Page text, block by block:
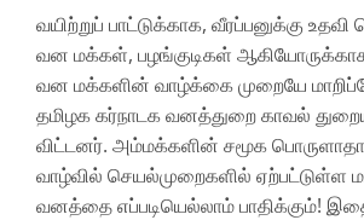
வயிற்றுப் பாட்டுக்காக, வீரப்பனுக்கு உதவி
வன மக்கள், பழங்குடிகள்
வன மக்களின் வாழ்க்கை முறையே
தமிழக கர்நாடக வனத்துறை காவல்
விட்டனர். அம்மக்களின் சமூக
வாழ்வில் செயல்முறைகளில் ஏற்பட்டுள்ள
வனத்தை எப்படியெல்லாம் பாதிக்கும்!